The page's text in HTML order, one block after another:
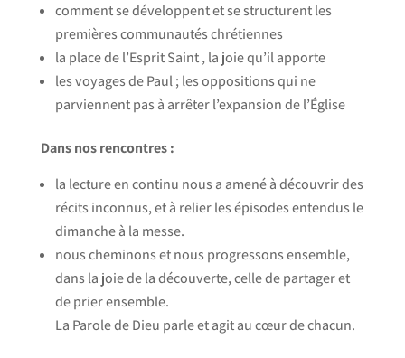
comment se développent et se structurent les
premières communautés chrétiennes
la place de l’Esprit Saint , la joie qu’il apporte
les voyages de Paul ; les oppositions qui ne
parviennent pas à arrêter l’expansion de l’Église
Dans nos rencontres :
la lecture en continu nous a amené à découvrir des
récits inconnus, et à relier les épisodes entendus le
dimanche à la messe.
nous cheminons et nous progressons ensemble,
dans la joie de la découverte, celle de partager et
de prier ensemble.
La Parole de Dieu parle et agit au cœur de chacun.